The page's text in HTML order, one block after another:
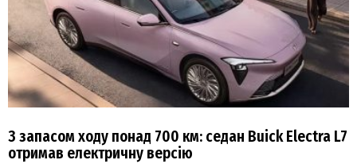
З запасом ходу понад 700 км: седан Buick Electra L7
отримав електричну версію